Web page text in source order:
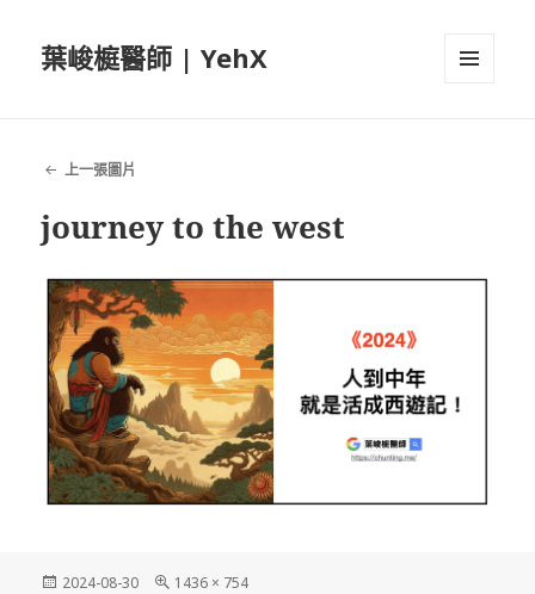
葉峻榳醫師 | YehX
上一張圖片
journey to the west
發
2024-08-30
完
1436 × 754